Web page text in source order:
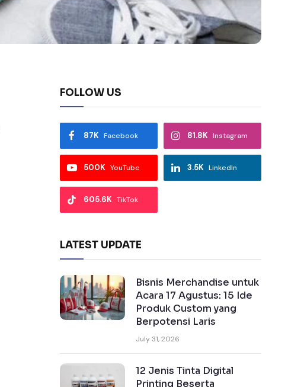
FOLLOW US
Facebook
87K Instagram
81.8K
YouTube
500K LinkedIn
3.5K
TikTok
605.6K
LATEST UPDATE
Bisnis Merchandise untuk
Acara 17 Agustus: 15 Ide
Produk Custom yang
Berpotensi Laris
July 31, 2026
12 Jenis Tinta Digital
Printing Beserta